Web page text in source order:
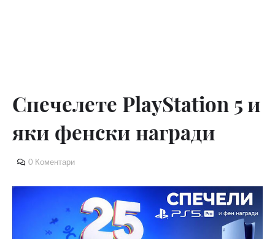
Спечелете PlayStation 5 и
яки фенски награди
0 Коментари